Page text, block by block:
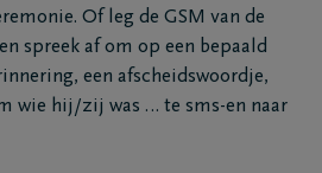
Of leg de GSM van de
spreek af om op een bepaald
een afscheidswoordje,
wie hij/zij was … te sms-en naar